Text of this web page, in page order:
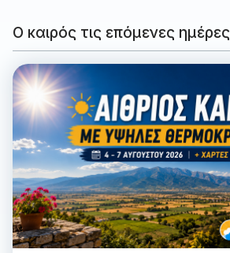
Ο καιρός τις επόμενες ημέρες